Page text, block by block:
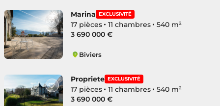
Marina EXCLUSIVITÉ
17 pièces 11 chambres
540 m²
3 690 000 €
Biviers
Propriete EXCLUSIVITÉ
17 pièces 11 chambres
540 m²
3 690 000 €